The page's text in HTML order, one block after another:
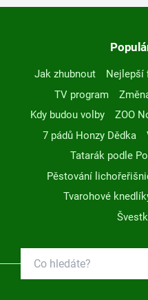
Jak zhubnout Nejlepší
TV program
Kdy budou volby
ZOO
7 pádů Honzy Dědka
Tatarák podle
Pěstování
Tvarohové